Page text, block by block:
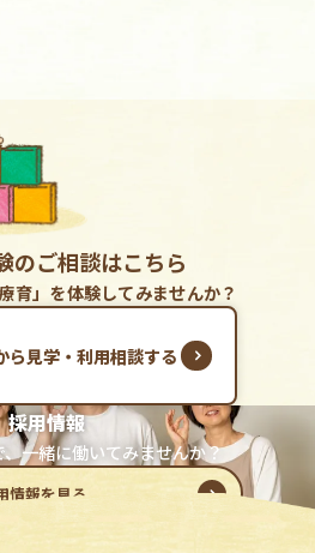
のご相談はこちら
育」を体験してみませんか？
ら見学・利用相談する
採用情報
一緒に働いてみませんか？
情報を見る